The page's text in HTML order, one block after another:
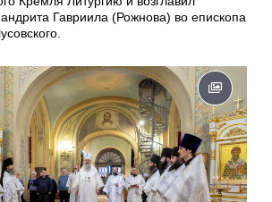
Гавриила (Рожнова) во епископа